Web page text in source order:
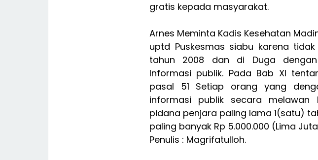
gratis kepada masyarakat.
Arnes Meminta Kadis Kesehatan
uptd Puskesmas siabu karena
tahun 2008 dan di Duga
Informasi publik. Pada Bab XI
pasal 51 Setiap orang yang
informasi publik secara
pidana penjara paling lama 1(satu)
paling banyak Rp 5.000.000 (Lima
Penulis : Magrifatulloh.